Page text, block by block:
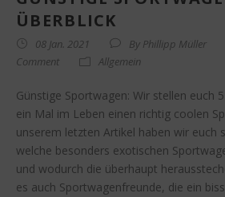
ÜBERBLICK
08 Jan. 2021 By Phillipp Müller
Comment
Allgemein
Günstige Sportwagen: Wir stellen euch
ein Mal im Leben einen richtig coolen
unserem letzten Artikel haben wir euch
welche besonders exotischen
und wodurch die überhaupt
es auch Sportwagenfreunde, die ein